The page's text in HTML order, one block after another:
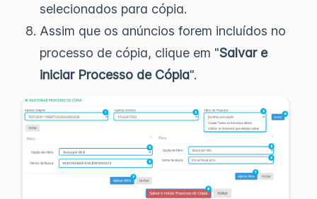
selecionados para cópia.
Assim que os anúncios forem incluídos no
processo de cópia, clique em "Salvar e
iniciar Processo de Cópia".